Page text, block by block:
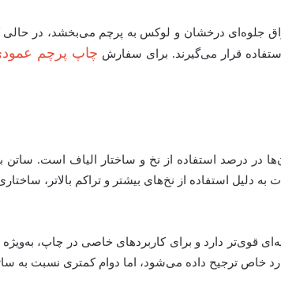
جلوه‌ای درخشان و لوکس به پرچم می‌بخشد، در
قرار می‌گیرند. برای سفارش چاپ پرچم
در درصد استفاده از نخ و ساختار الیاف است. ساتن
استفاده از نخ‌های بیشتر و تراکم بالاتر،
قوی‌تر دارد و برای کاربردهای خاصی در چاپ، به‌ویژه
خاص ترجیح داده می‌شود، اما دوام کمتری نسبت به